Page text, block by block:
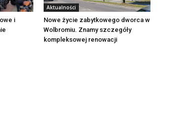
i
Aktualności
Nowe życie zabytkowego dworca w
Wolbromiu. Znamy szczegóły
kompleksowej renowacji